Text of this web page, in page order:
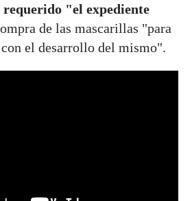
requerido "el expediente
de las mascarillas "para
con el desarrollo del mismo".